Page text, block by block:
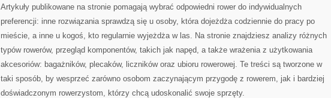
Artykuły publikowane na stronie pomagają wybrać odpowiedni rower do indywidualnych
preferencji: inne rozwiązania sprawdzą się u osoby, która dojeżdża codziennie do pracy po
mieście, a inne u kogoś, kto regularnie wyjeżdża w las. Na stronie znajdziesz analizy różnych
typów rowerów, przegląd komponentów, takich jak napęd, a także wrażenia z użytkowania
akcesoriów: bagażników, plecaków, liczników oraz ubioru rowerowej. Te treści są tworzone w
taki sposób, by wesprzeć zarówno osobom zaczynającym przygodę z rowerem, jak i bardziej
doświadczonym rowerzystom, którzy chcą udoskonalić swoje sprzęty.